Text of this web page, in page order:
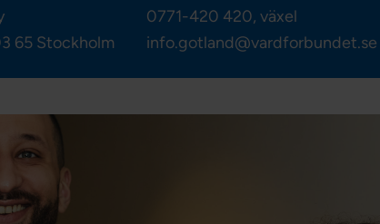
Sjuksköterska
Barnmorska
Röntgensjuksköterska
Biomedicinsk analytiker
65 Stockholm
0771-420 420, växel
info.gotland@vardforbundet.se